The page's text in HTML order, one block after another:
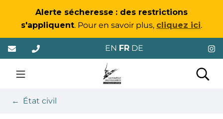
Alerte sécheresse : des restrictions
s'appliquent. Pour en savoir plus, cliquez ici.
Aller
au
contenu
EN FR DE
La Chapelle-des-
État civil